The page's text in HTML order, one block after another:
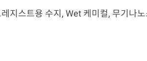
지스트용 수지, Wet 케미컬, 무기나